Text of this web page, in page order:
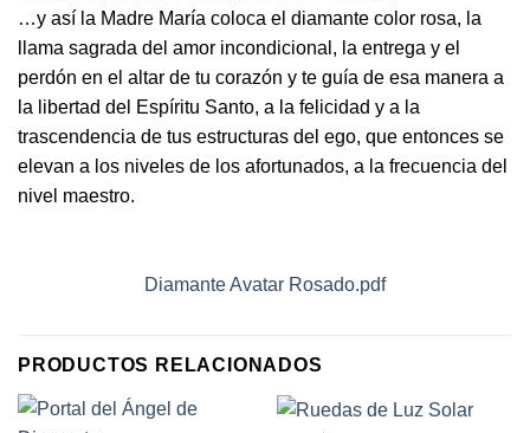
…y así la Madre María coloca el diamante color rosa, la
llama sagrada del amor incondicional, la entrega y el
perdón en el altar de tu corazón y te guía de esa manera a
la libertad del Espíritu Santo, a la felicidad y a la
trascendencia de tus estructuras del ego, que entonces se
elevan a los niveles de los afortunados, a la frecuencia del
nivel maestro.
Diamante Avatar Rosado.pdf
PRODUCTOS RELACIONADOS